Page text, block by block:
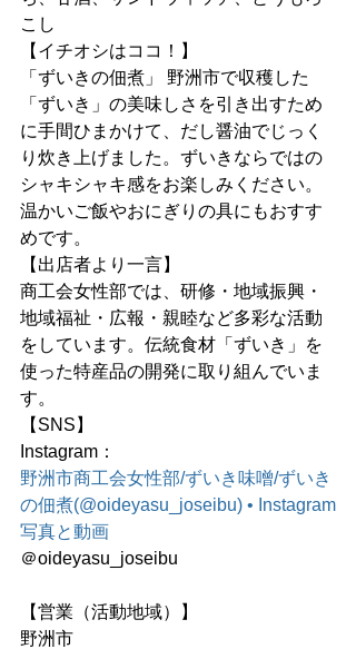
こし
【イチオシはココ！】
「ずいきの佃煮」 野洲市で収穫した
「ずいき」の美味しさを引き出すため
に手間ひまかけて、だし醤油でじっく
り炊き上げました。ずいきならではの
シャキシャキ感をお楽しみください。
温かいご飯やおにぎりの具にもおすす
めです。
【出店者より一言】
商工会女性部では、研修・地域振興・
地域福祉・広報・親睦など多彩な活動
をしています。伝統食材「ずいき」を
使った特産品の開発に取り組んでいま
す。
【SNS】
Instagram：
野洲市商工会女性部/ずいき味噌/ずいき
の佃煮(@oideyasu_joseibu) • Instagram
写真と動画
＠oideyasu_joseibu
【営業（活動地域）】
野洲市